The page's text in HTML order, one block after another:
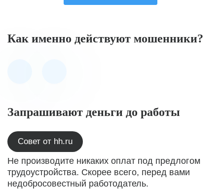
Как именно действуют мошенники?
Запрашивают деньги до работы
Совет от hh.ru
Не производите никаких оплат под предлогом
трудоустройства. Скорее всего, перед вами
недобросовестный работодатель.